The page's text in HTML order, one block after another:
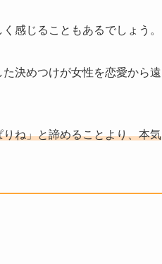
感じることもあるでしょう。
決めつけが女性を恋愛から遠
ね」と諦めることより、本気